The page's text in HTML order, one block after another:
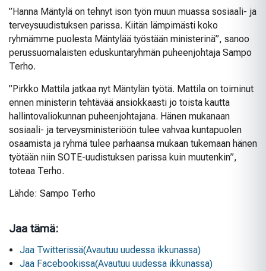
”Hanna Mäntylä on tehnyt ison työn muun muassa sosiaali- ja
terveysuudistuksen parissa. Kiitän lämpimästi koko
ryhmämme puolesta Mäntylää työstään ministerinä”, sanoo
perussuomalaisten eduskuntaryhmän puheenjohtaja Sampo
Terho.
”Pirkko Mattila jatkaa nyt Mäntylän työtä. Mattila on toiminut
ennen ministerin tehtävää ansiokkaasti jo toista kautta
hallintovaliokunnan puheenjohtajana. Hänen mukanaan
sosiaali- ja terveysministeriöön tulee vahvaa kuntapuolen
osaamista ja ryhmä tulee parhaansa mukaan tukemaan hänen
työtään niin SOTE-uudistuksen parissa kuin muutenkin”,
toteaa Terho.
Lähde: Sampo Terho
Jaa tämä:
Jaa Twitterissä(Avautuu uudessa ikkunassa)
Jaa Facebookissa(Avautuu uudessa ikkunassa)